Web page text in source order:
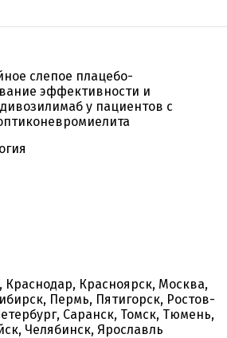
слепое плацебо-
эффективности и
у пациентов с
Красноярск, Москва,
Пермь, Пятигорск, Ростов-
Саранск, Томск, Тюмень,
Челябинск, Ярославль